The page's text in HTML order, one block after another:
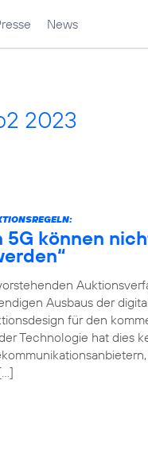
News
2023
können
Ausbaus der
für den
Technologie hat dies